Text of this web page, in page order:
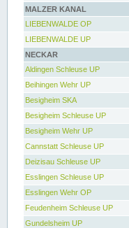
MALZER KANAL
LIEBENWALDE OP
LIEBENWALDE UP
NECKAR
Aldingen Schleuse UP
Beihingen Wehr UP
Besigheim SKA
Besigheim Schleuse UP
Besigheim Wehr UP
Cannstatt Schleuse UP
Deizisau Schleuse UP
Esslingen Schleuse UP
Esslingen Wehr OP
Feudenheim Schleuse UP
Gundelsheim UP